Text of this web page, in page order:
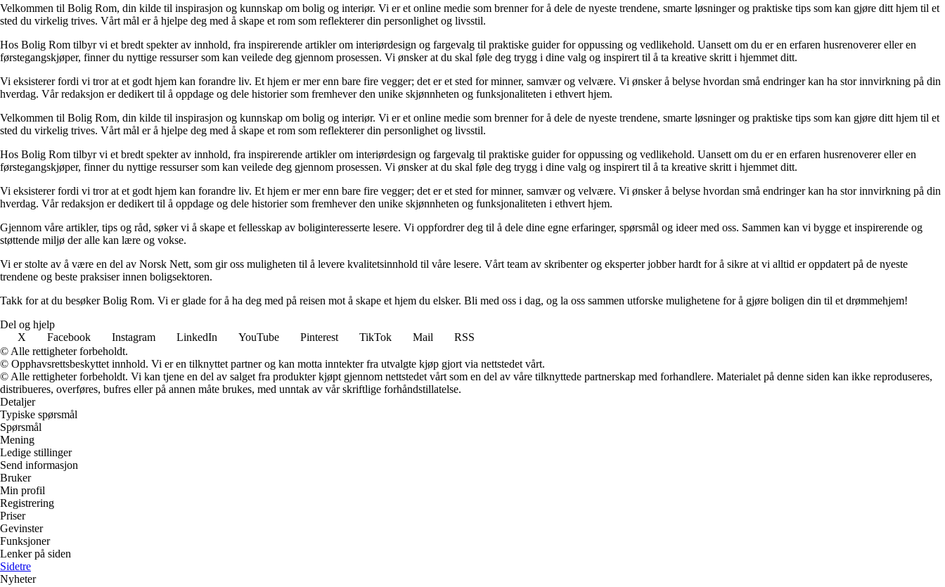
Velkommen til Bolig Rom, din kilde til inspirasjon og kunnskap om bolig og interiør. Vi er et online medie som brenner for å dele de nyeste trendene, smarte løsninger og praktiske tips som kan gjøre ditt hjem til et
sted du virkelig trives. Vårt mål er å hjelpe deg med å skape et rom som reflekterer din personlighet og livsstil.
Hos Bolig Rom tilbyr vi et bredt spekter av innhold, fra inspirerende artikler om interiørdesign og fargevalg til praktiske guider for oppussing og vedlikehold. Uansett om du er en erfaren husrenoverer eller en
førstegangskjøper, finner du nyttige ressurser som kan veilede deg gjennom prosessen. Vi ønsker at du skal føle deg trygg i dine valg og inspirert til å ta kreative skritt i hjemmet ditt.
Vi eksisterer fordi vi tror at et godt hjem kan forandre liv. Et hjem er mer enn bare fire vegger; det er et sted for minner, samvær og velvære. Vi ønsker å belyse hvordan små endringer kan ha stor innvirkning på din
hverdag. Vår redaksjon er dedikert til å oppdage og dele historier som fremhever den unike skjønnheten og funksjonaliteten i ethvert hjem.
Velkommen til Bolig Rom, din kilde til inspirasjon og kunnskap om bolig og interiør. Vi er et online medie som brenner for å dele de nyeste trendene, smarte løsninger og praktiske tips som kan gjøre ditt hjem til et
sted du virkelig trives. Vårt mål er å hjelpe deg med å skape et rom som reflekterer din personlighet og livsstil.
Hos Bolig Rom tilbyr vi et bredt spekter av innhold, fra inspirerende artikler om interiørdesign og fargevalg til praktiske guider for oppussing og vedlikehold. Uansett om du er en erfaren husrenoverer eller en
førstegangskjøper, finner du nyttige ressurser som kan veilede deg gjennom prosessen. Vi ønsker at du skal føle deg trygg i dine valg og inspirert til å ta kreative skritt i hjemmet ditt.
Vi eksisterer fordi vi tror at et godt hjem kan forandre liv. Et hjem er mer enn bare fire vegger; det er et sted for minner, samvær og velvære. Vi ønsker å belyse hvordan små endringer kan ha stor innvirkning på din
hverdag. Vår redaksjon er dedikert til å oppdage og dele historier som fremhever den unike skjønnheten og funksjonaliteten i ethvert hjem.
Gjennom våre artikler, tips og råd, søker vi å skape et fellesskap av boliginteresserte lesere. Vi oppfordrer deg til å dele dine egne erfaringer, spørsmål og ideer med oss. Sammen kan vi bygge et inspirerende og
støttende miljø der alle kan lære og vokse.
Vi er stolte av å være en del av Norsk Nett, som gir oss muligheten til å levere kvalitetsinnhold til våre lesere. Vårt team av skribenter og eksperter jobber hardt for å sikre at vi alltid er oppdatert på de nyeste
trendene og beste praksiser innen boligsektoren.
Takk for at du besøker Bolig Rom. Vi er glade for å ha deg med på reisen mot å skape et hjem du elsker. Bli med oss i dag, og la oss sammen utforske mulighetene for å gjøre boligen din til et drømmehjem!
Del og hjelp
X
Facebook Instagram LinkedIn YouTube Pinterest TikTok Mail
RSS
© Alle rettigheter forbeholdt.
© Opphavsrettsbeskyttet innhold. Vi er en tilknyttet partner og kan motta inntekter fra utvalgte kjøp gjort via nettstedet vårt.
© Alle rettigheter forbeholdt. Vi kan tjene en del av salget fra produkter kjøpt gjennom nettstedet vårt som en del av våre tilknyttede partnerskap med forhandlere. Materialet på denne siden kan ikke reproduseres,
distribueres, overføres, bufres eller på annen måte brukes, med unntak av vår skriftlige forhåndstillatelse.
Detaljer
Typiske spørsmål
Spørsmål
Mening
Ledige stillinger
Send informasjon
Bruker
Min profil
Registrering
Priser
Gevinster
Funksjoner
Lenker på siden
Sidetre
Nyheter